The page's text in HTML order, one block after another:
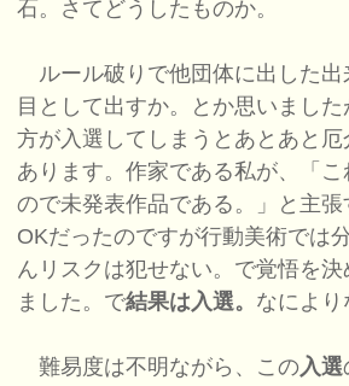
石。さてどうしたものか。
ルール破りで他団体に出した出
目として出すか。とか思いまし
方が入選してしまうとあとあと
あります。作家である私が、「
ので未発表作品である。」と主
OKだったのですが行動美術では
んリスクは犯せない。で覚悟を
ました。で結果は入選。 なにより
難易度は不明ながら、この入選